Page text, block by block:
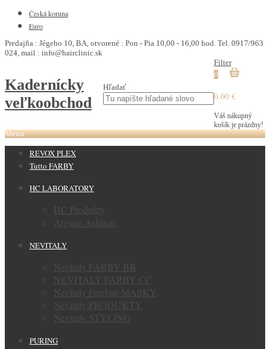
Česká koruna
Euro
Predajňa : Jégeho 10, BA, otvorené : Pon - Pia 10,00 - 16,00 hod. Tel. 0917/963
024, mail : info@hairclinic.sk
Kadernícky
veľkoobchod
Hľadať
Filter
0
0.00 €
Váš nákupný
košík je prázdny!
Menu
REVOX PLEX
Tutto FARBY
HC LABORATORY
HC Produkty
Argane Achinae
NEVITALY
Nevitaly FARBY BB
NEVITALY FARBY CC
Nevitaly Farebné MASKY
Nevitaly PRODUKTY
Nevitaly STYLING
PURING